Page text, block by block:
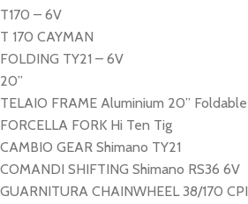
T170 – 6V
T 170 CAYMAN
FOLDING TY21 – 6V
20”
TELAIO FRAME Aluminium 20” Foldable
FORCELLA FORK Hi Ten Tig
CAMBIO GEAR Shimano TY21
COMANDI SHIFTING Shimano RS36 6V
GUARNITURA CHAINWHEEL 38/170 CPI